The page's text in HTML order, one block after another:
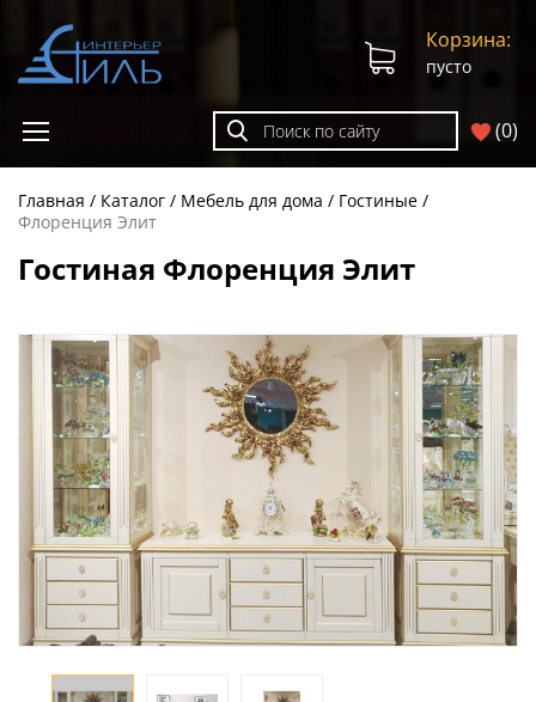
(0)
Корзина:
пусто
Главная Каталог Мебель для дома
Гостиные
Флоренция Элит
Гостиная Флоренция Элит